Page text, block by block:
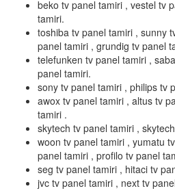
beko tv panel tamiri , vestel tv
tamiri.
toshiba tv panel tamiri , sunny
panel tamiri , grundig tv panel
telefunken tv panel tamiri ,
panel tamiri.
sony tv panel tamiri , philips tv
awox tv panel tamiri , altus tv
tamiri .
skytech tv panel tamiri ,
woon tv panel tamiri , yumatu
panel tamiri , profilo tv panel
seg tv panel tamiri , hitaci tv
jvc tv panel tamiri , next tv